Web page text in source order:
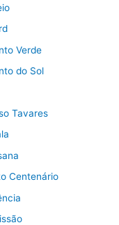
Verde
do Sol
Tavares
Centenário